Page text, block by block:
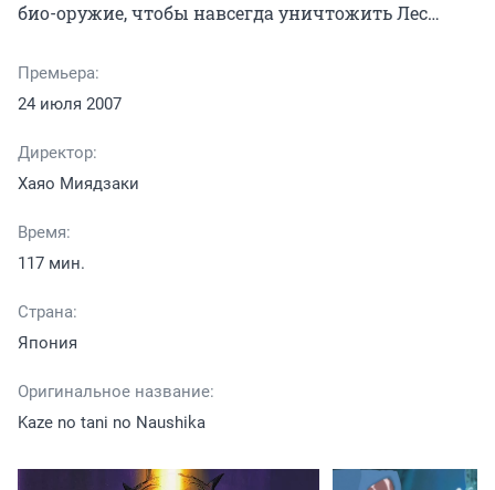
био-оружие, чтобы навсегда уничтожить Лес…
Премьера:
24 июля 2007
Директор:
Хаяо Миядзаки
Время:
117 мин.
Страна:
Япония
Оригинальное название:
Kaze no tani no Naushika